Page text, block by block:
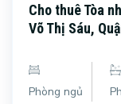
Cho thuê Tòa
Võ Thị Sáu,
Phòng ngủ